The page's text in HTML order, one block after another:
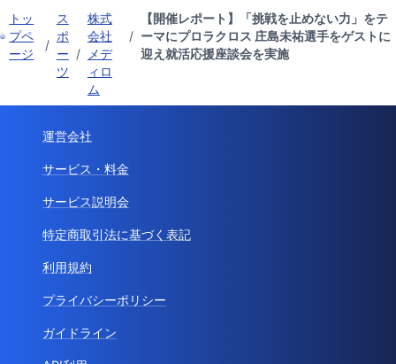
トッ
プペ
ージ
/
ス
ポ
ー
ツ
/
株式
会社
メデ
ィロ
ム
/
【開催レポート】「挑戦を止めない力」をテ
ーマにプロラクロス 庄島未祐選手をゲストに
迎え就活応援座談会を実施
運営会社
サービス・料金
サービス説明会
特定商取引法に基づく表記
利用規約
プライバシーポリシー
ガイドライン